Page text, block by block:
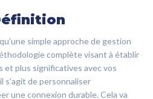
00 19 44
simple approche de gestion
complète visant à établir
et plus significatives avec vos
s’agit de personnaliser
une connexion durable. Cela va